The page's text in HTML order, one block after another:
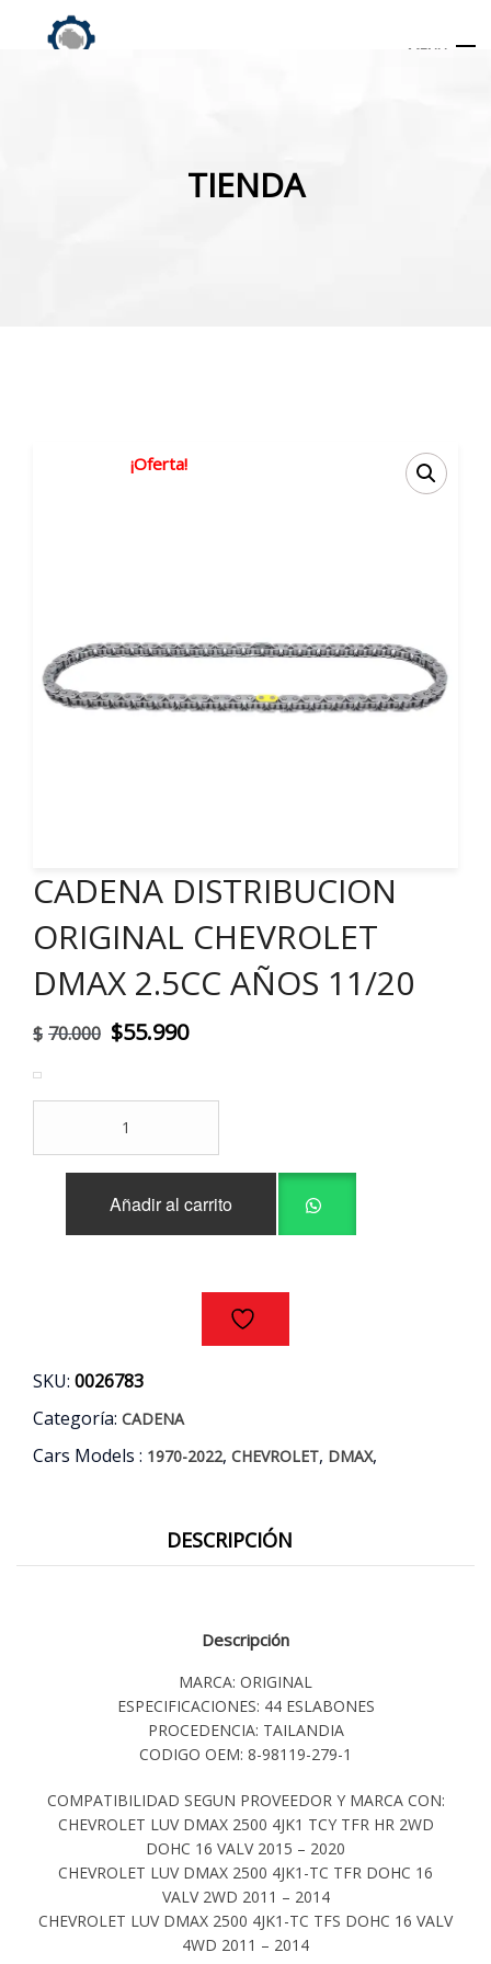
MENU
TIENDA
¡Oferta!
CADENA DISTRIBUCION
ORIGINAL CHEVROLET
DMAX 2.5CC AÑOS 11/20
$ 70.000 El
original
era:
$70.000.
$55.990El
actual
$55.990.
DISTRIBUCION
ORIGINAL
CHEVROLET
Añadir al carrito
SKU: 0026783
Categoría: CADENA
Cars Models : 1970-2022, CHEVROLET, DMAX,
DESCRIPCIÓN
Descripción
MARCA: ORIGINAL
ESPECIFICACIONES: 44 ESLABONES
PROCEDENCIA: TAILANDIA
CODIGO OEM: 8-98119-279-1
COMPATIBILIDAD SEGUN PROVEEDOR Y MARCA CON:
CHEVROLET LUV DMAX 2500 4JK1 TCY TFR HR 2WD
DOHC 16 VALV 2015 – 2020
CHEVROLET LUV DMAX 2500 4JK1-TC TFR DOHC 16
VALV 2WD 2011 – 2014
CHEVROLET LUV DMAX 2500 4JK1-TC TFS DOHC 16 VALV
4WD 2011 – 2014